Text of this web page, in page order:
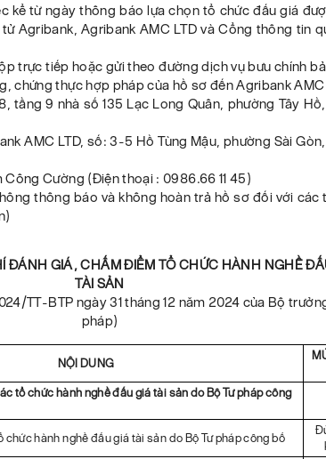
kể từ ngày thông báo lựa chọn tổ chức đấu giá
Agribank, Agribank AMC LTD và Cổng thông tin
trực tiếp hoặc gửi theo đường dịch vụ bưu chính
chứng thực hợp pháp của hồ sơ đến Agribank AMC
tầng 9 nhà số 135 Lạc Long Quân, phường Tây Hồ,
AMC LTD, số: 3-5 Hồ Tùng Mậu, phường Sài Gòn,
Công Cường (Điện thoại : 0986.66 11 45)
thông báo và không hoàn trả hồ sơ đối với các
ĐÁNH GIÁ, CHẤM ĐIỂM TỔ CHỨC HÀNH NGHỀ
TÀI SẢN
TT-BTP ngày 31 tháng 12 năm 2024 của Bộ
pháp)
NỘI DUNG
tổ chức hành nghề đấu giá tài sản do Bộ Tư pháp công
hành nghề đấu giá tài sản do Bộ Tư pháp công bố